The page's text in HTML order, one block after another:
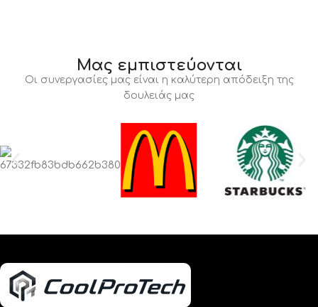
Μας εμπιστεύονται
Οι συνεργασίες μας είναι η καλύτερη απόδειξη της
δουλειάς μας